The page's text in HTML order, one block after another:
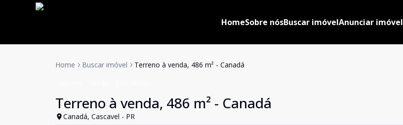
HomeSobre nósBuscar imóvelAnunciar imóvel
Home Buscar imóvel Terreno à venda, 486 m² - Canadá
Terreno à venda, 486 m² - Canadá
Canadá, Cascavel - PR